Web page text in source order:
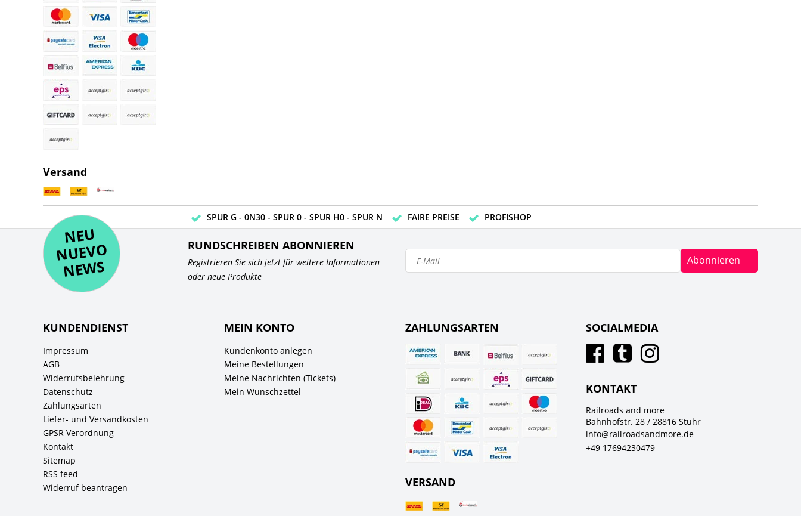
Versand
SPUR G - 0N30 - SPUR 0 - SPUR H0 - SPUR N FAIRE PREISE PROFISHOP
NE
U
N
UEV
O
NE
WS
RUNDSCHREIBEN ABONNIEREN
Registrieren Sie sich jetzt für weitere Informationen
oder neue Produkte
Abonnieren
KUNDENDIENST
Impressum
AGB
Widerrufsbelehrung
Datenschutz
Zahlungsarten
Liefer- und Versandkosten
GPSR Verordnung
Kontakt
Sitemap
RSS feed
Widerruf beantragen
MEIN KONTO
Kundenkonto anlegen
Meine Bestellungen
Meine Nachrichten (Tickets)
Mein Wunschzettel
ZAHLUNGSARTEN
VERSAND
SOCIALMEDIA
KONTAKT
Railroads and more
Bahnhofstr. 28 / 28816 Stuhr
info@railroadsandmore.de
+49 17694230479